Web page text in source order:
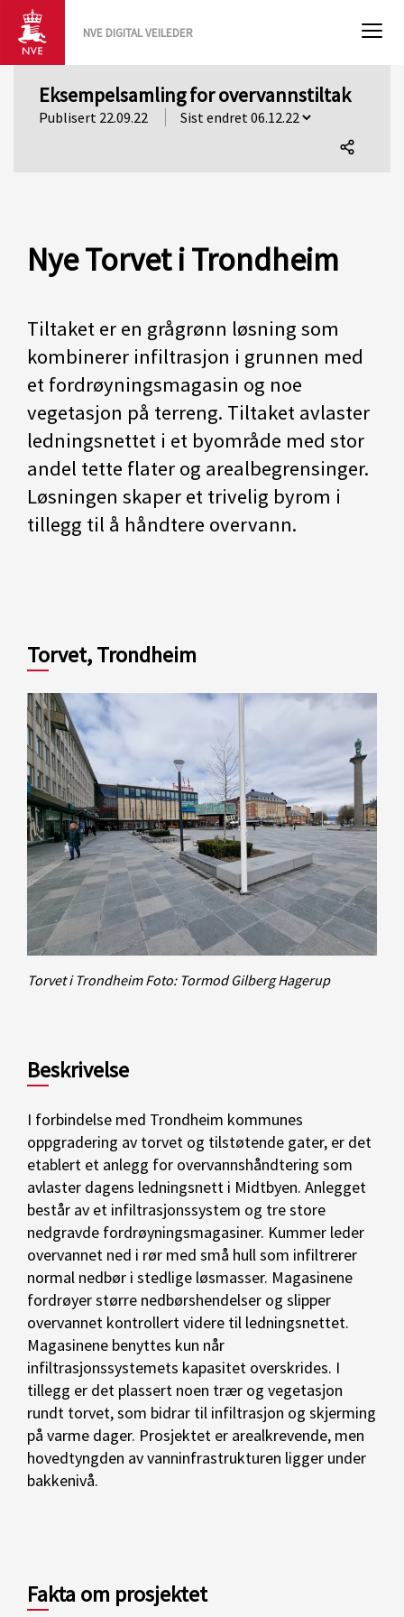
NVE DIGITAL VEILEDER
Eksempelsamling for overvannstiltak
Publisert 22.09.22
Nye Torvet i Trondheim
Tiltaket er en grågrønn løsning som
kombinerer infiltrasjon i grunnen med
et fordrøyningsmagasin og noe
vegetasjon på terreng. Tiltaket avlaster
ledningsnettet i et byområde med stor
andel tette flater og arealbegrensinger.
Løsningen skaper et trivelig byrom i
tillegg til å håndtere overvann.
Torvet, Trondheim
Torvet i Trondheim Foto: Tormod Gilberg Hagerup
Beskrivelse
I forbindelse med Trondheim kommunes
oppgradering av torvet og tilstøtende gater, er det
etablert et anlegg for overvannshåndtering som
avlaster dagens ledningsnett i Midtbyen. Anlegget
består av et infiltrasjonssystem og tre store
nedgravde fordrøyningsmagasiner. Kummer leder
overvannet ned i rør med små hull som infiltrerer
normal nedbør i stedlige løsmasser. Magasinene
fordrøyer større nedbørshendelser og slipper
overvannet kontrollert videre til ledningsnettet.
Magasinene benyttes kun når
infiltrasjonssystemets kapasitet overskrides. I
tillegg er det plassert noen trær og vegetasjon
rundt torvet, som bidrar til infiltrasjon og skjerming
på varme dager. Prosjektet er arealkrevende, men
hovedtyngden av vanninfrastrukturen ligger under
bakkenivå.
Fakta om prosjektet